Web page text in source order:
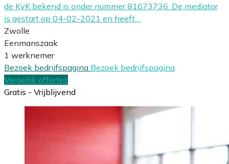
de KvK bekend is onder nummer 81673736. De mediator
is gestart op 04-02-2021 en heeft…
Zwolle
Eenmanszaak
1 werknemer
Bezoek bedrijfspagina Bezoek bedrijfspagina
Vergelijk offertes
Gratis - Vrijblijvend